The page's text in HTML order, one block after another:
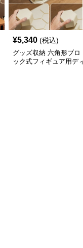
¥5,340 (税込)
グッズ収納 六角形ブロ
ック式フィギュア用ディ